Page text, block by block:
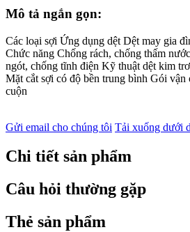
Mô tả ngắn gọn:
Các loại sợi Ứng dụng dệt Dệt may gia
Chức năng Chống rách, chống thấm
ngót, chống tĩnh điện Kỹ thuật dệt kim
Mặt cắt sợi có độ bền trung bình Gói vận
cuộn
Gửi email cho chúng tôi Tải xuống dưới
Chi tiết sản phẩm
Câu hỏi thường gặp
Thẻ sản phẩm